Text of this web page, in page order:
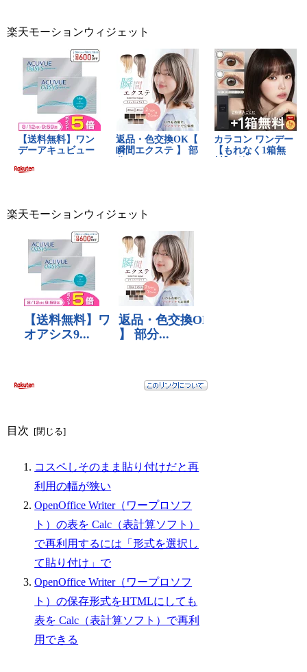
楽天モーションウィジェット
楽天モーションウィジェット
目次
コスペしそのまま貼り付けだと再
利用の幅が狭い
OpenOffice Writer（ワープロソフ
ト）の表を Calc（表計算ソフト）
で再利用するには「形式を選択し
て貼り付け」で
OpenOffice Writer（ワープロソフ
ト）の保存形式をHTMLにしても
表を Calc（表計算ソフト）で再利
用できる